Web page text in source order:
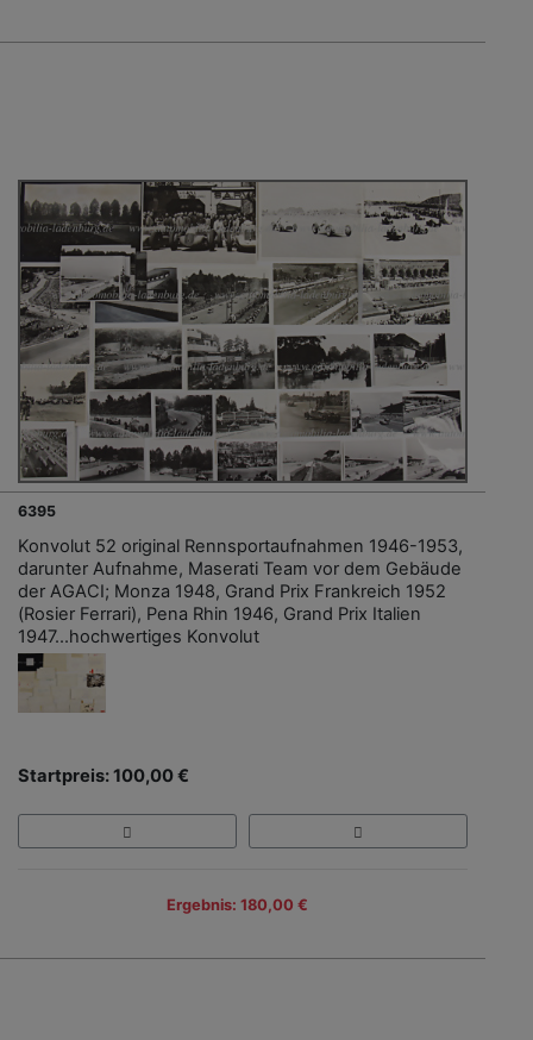
6395
Konvolut 52 original Rennsportaufnahmen 1946-1953,
darunter Aufnahme, Maserati Team vor dem Gebäude
der AGACI; Monza 1948, Grand Prix Frankreich 1952
(Rosier Ferrari), Pena Rhin 1946, Grand Prix Italien
1947...hochwertiges Konvolut
Startpreis: 100,00 €
Ergebnis: 180,00 €